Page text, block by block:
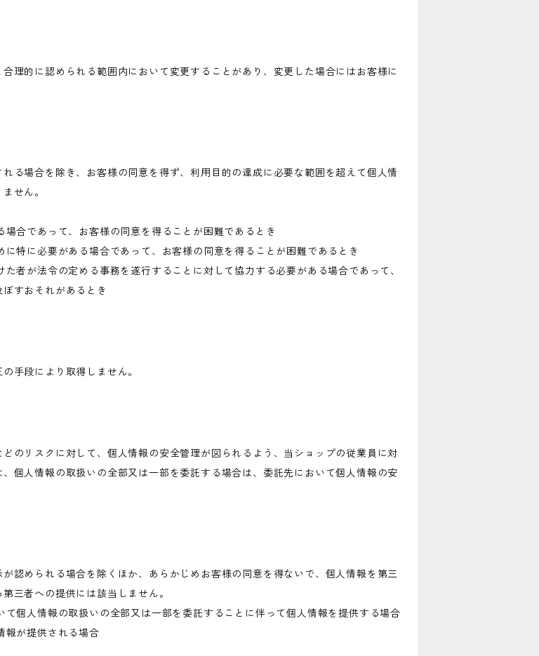
理的に認められる範囲内において変更することがあり、変更した場合にはお客様に
る場合を除き、お客様の同意を得ず、利用目的の達成に必要な範囲を超えて個人情
せん。
合であって、お客様の同意を得ることが困難であるとき
に特に必要がある場合であって、お客様の同意を得ることが困難であるとき
者が法令の定める事務を遂行することに対して協力する必要がある場合であって、
すおそれがあるとき
手段により取得しません。
のリスクに対して、個人情報の安全管理が図られるよう、当ショップの従業員に対
個人情報の取扱いの全部又は一部を委託する場合は、委託先において個人情報の安
認められる場合を除くほか、あらかじめお客様の同意を得ないで、個人情報を第三
三者への提供には該当しません。
て個人情報の取扱いの全部又は一部を委託することに伴って個人情報を提供する場合
報が提供される場合